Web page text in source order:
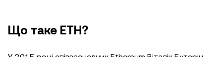
Що таке ETH?